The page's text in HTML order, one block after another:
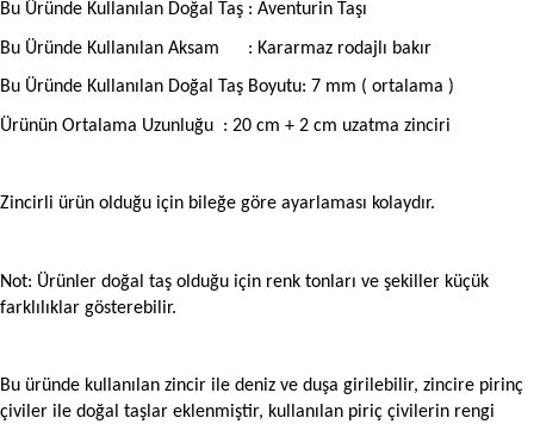
Bu Üründe Kullanılan Doğal Taş : Aventurin Taşı
Bu Üründe Kullanılan Aksam : Kararmaz rodajlı bakır
Bu Üründe Kullanılan Doğal Taş Boyutu: 7 mm ( ortalama )
Ürünün Ortalama Uzunluğu : 20 cm + 2 cm uzatma zinciri
Zincirli ürün olduğu için bileğe göre ayarlaması kolaydır.
Not: Ürünler doğal taş olduğu için renk tonları ve şekiller küçük
farklılıklar gösterebilir.
Bu üründe kullanılan zincir ile deniz ve duşa girilebilir, zincire pirinç
çiviler ile doğal taşlar eklenmiştir, kullanılan piriç çivilerin rengi